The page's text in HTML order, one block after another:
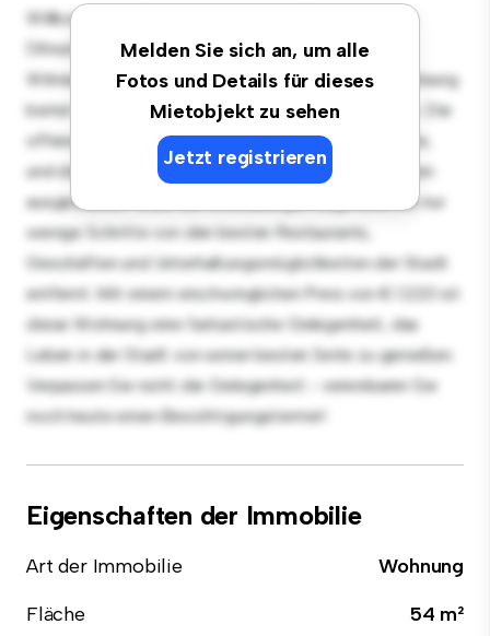
Melden Sie sich an, um alle
Fotos und Details für dieses
Mietobjekt zu sehen
Jetzt registrieren
Willkommen in Ihrem neuen urbanen Rückzugsort in
(Westend), 14057 Berlin (Bezirk Charlottenburg-
Wilmersdorf)! Diese moderne 2 Schlafzimmer-Wohnung
bietet einen stilvollen und gemütlichen Lebensraum. Die
offene Raumaufteilung eignet sich perfekt für Gäste,
und die elegante Küche ist mit erstklassigen Geräten
ausgestattet. Dank der erstklassigen Lage sind Sie nur
wenige Schritte von den besten Restaurants,
Geschäften und Unterhaltungsmöglichkeiten der Stadt
entfernt. Mit einem erschwinglichen Preis von € 1.220 ist
diese Wohnung eine fantastische Gelegenheit, das
Leben in der Stadt von seiner besten Seite zu genießen.
Verpassen Sie nicht die Gelegenheit - vereinbaren Sie
noch heute einen Besichtigungstermin!
Eigenschaften der Immobilie
Art der Immobilie
Wohnung
Fläche
54 m²